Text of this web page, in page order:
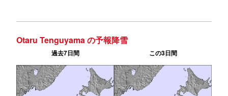
Otaru Tenguyama の予報降雪
過去7日間 この3日間